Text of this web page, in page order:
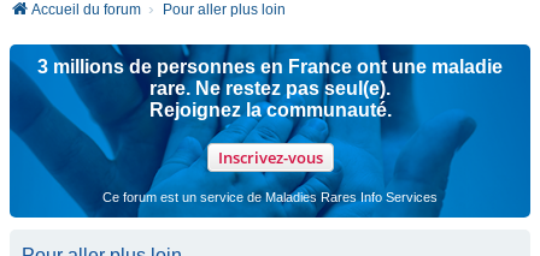
Accueil du forum Pour aller plus loin
3 millions de personnes en France ont une maladie
rare. Ne restez pas seul(e).
Rejoignez la communauté.
Inscrivez-vous
Ce forum est un service de Maladies Rares Info Services